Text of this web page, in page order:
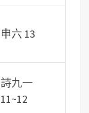
申六 13
詩九一
11~12